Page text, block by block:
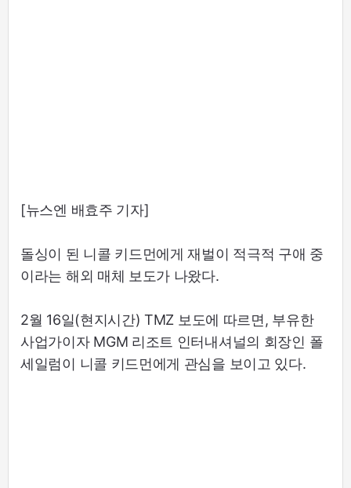
[뉴스엔 배효주 기자]
돌싱이 된 니콜 키드먼에게 재벌이 적극적 구애 중
이라는 해외 매체 보도가 나왔다.
2월 16일(현지시간) TMZ 보도에 따르면, 부유한
사업가이자 MGM 리조트 인터내셔널의 회장인 폴
세일럼이 니콜 키드먼에게 관심을 보이고 있다.